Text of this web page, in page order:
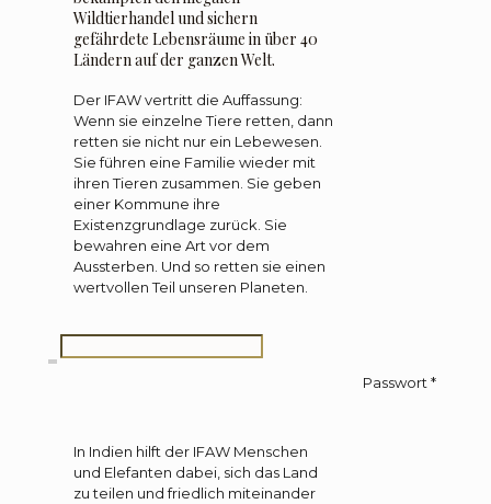
Wildtierhandel und sichern
gefährdete Lebensräume in über 40
Ländern auf der ganzen Welt.
Der IFAW vertritt die Auffassung:
Wenn sie einzelne Tiere retten, dann
retten sie nicht nur ein Lebewesen.
Sie führen eine Familie wieder mit
ihren Tieren zusammen. Sie geben
einer Kommune ihre
Existenzgrundlage zurück. Sie
bewahren eine Art vor dem
Aussterben. Und so retten sie einen
wertvollen Teil unseren Planeten.
In Indien hilft der IFAW Menschen
und Elefanten dabei, sich das Land
zu teilen und friedlich miteinander
Passwort*